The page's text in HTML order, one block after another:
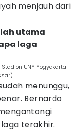
menjauh dari
utama
laga
UNY Yogyakarta
menunggu,
Bernardo
terakhir.